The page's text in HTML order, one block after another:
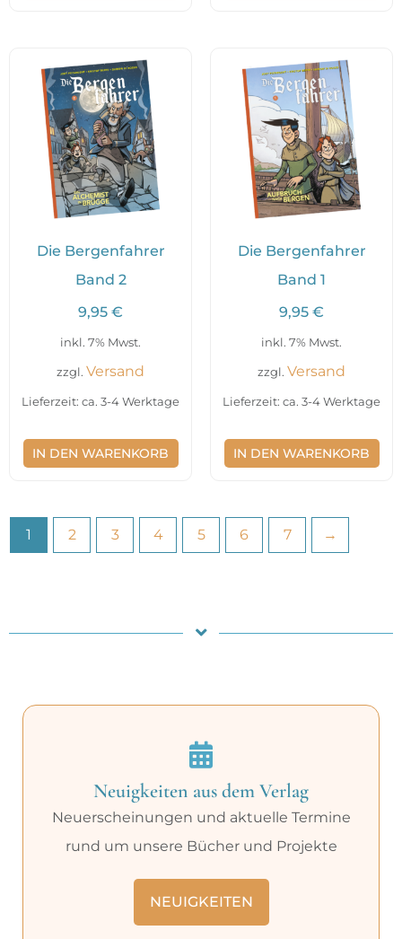
Die Bergenfahrer
Band 2
9,95 €
inkl. 7% Mwst.
zzgl. Versand
Lieferzeit: ca. 3-4 Werktage
IN DEN WARENKORB
Die Bergenfahrer
Band 1
9,95 €
inkl. 7% Mwst.
zzgl. Versand
Lieferzeit: ca. 3-4 Werktage
IN DEN WARENKORB
1 2 3 4 5 6 7 →
Neuigkeiten aus dem Verlag
Neuerscheinungen und aktuelle Termine
rund um unsere Bücher und Projekte
NEUIGKEITEN